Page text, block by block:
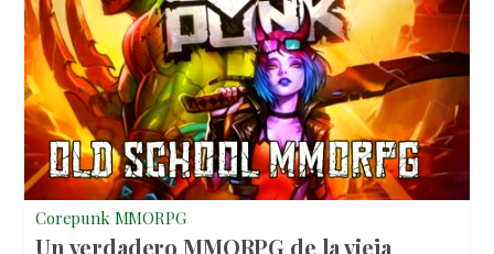
Corepunk MMORPG
Un verdadero MMORPG de la vieja